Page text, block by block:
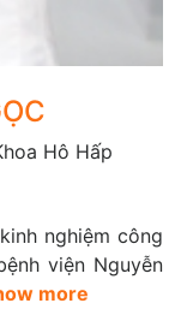
Hô Hấp
nghiệm công
viện Nguyễn
more